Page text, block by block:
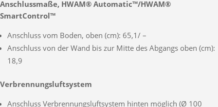
Anschlussmaße, HWAM® Automatic™/HWAM®
SmartControl™
Anschluss vom Boden, oben (cm): 65,1/ –
Anschluss von der Wand bis zur Mitte des Abgangs oben (cm):
18,9
Verbrennungsluftsystem
Anschluss Verbrennungsluftsystem hinten möglich (Ø 100